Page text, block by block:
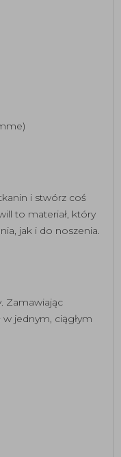
i stwórz coś
to materiał, który
jak i do noszenia.
Zamawiając
jednym, ciągłym